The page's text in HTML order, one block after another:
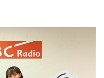
！～ やすとものいたっ
「なんでやねん！？」